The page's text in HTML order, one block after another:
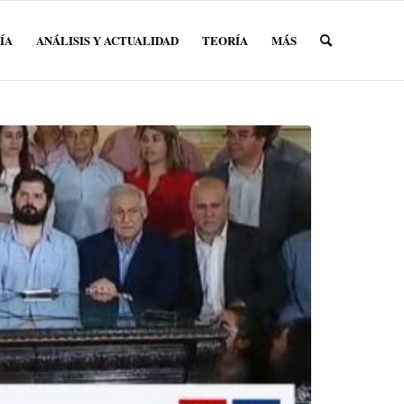
ANÁLISIS Y ACTUALIDAD TEORÍA MÁS